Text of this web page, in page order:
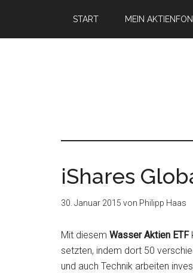
START MEIN
iShares
30. Januar 2015 von Philipp Haas
Mit diesem Wasser Aktien ETF
setzten, indem dort 50
und auch Technik arbeiten